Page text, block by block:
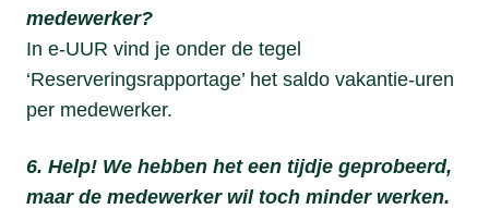
medewerker?
In e-UUR vind je onder de tegel
‘Reserveringsrapportage’ het saldo vakantie-uren
per medewerker.
6. Help! We hebben het een tijdje geprobeerd,
maar de medewerker wil toch minder werken.